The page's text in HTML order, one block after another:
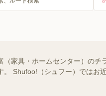
（家具・ホームセンター）の
。 Shufoo!（シュフー）ではお